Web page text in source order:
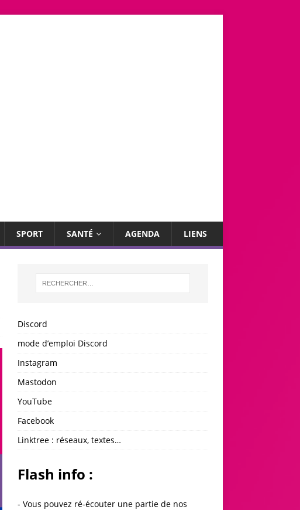
SPORT SANTÉ AGENDA LIENS
Discord
mode d’emploi Discord
Instagram
Mastodon
YouTube
Facebook
Linktree : réseaux, textes…
Flash info :
- Vous pouvez ré-écouter une partie de nos